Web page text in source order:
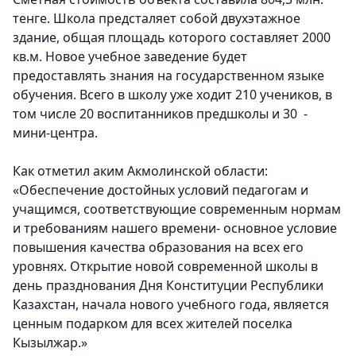
тенге. Школа предсталяет собой двухэтажное
здание, общая площадь которого составляет 2000
кв.м. Новое учебное заведение будет
предоставлять знания на государственном языке
обучения. Всего в школу уже ходит 210 учеников, в
том числе 20 воспитанников предшколы и 30 -
мини-центра.
Как отметил аким Акмолинской области:
«Обеспечение достойных условий педагогам и
учащимся, соответствующие современным нормам
и требованиям нашего времени- основное условие
повышения качества образования на всех его
уровнях. Открытие новой современной школы в
день празднования Дня Конституции Республики
Казахстан, начала нового учебного года, является
ценным подарком для всех жителей поселка
Кызылжар.»